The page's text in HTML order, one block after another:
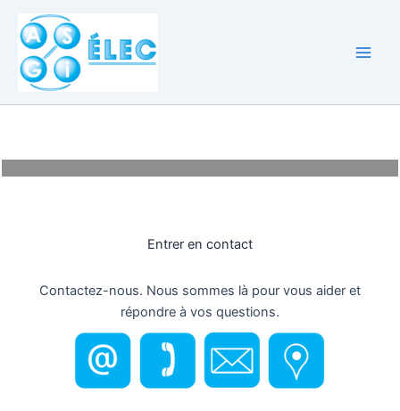
contenu
Entrer en contact
Contactez-nous. Nous sommes là pour vous aider et
répondre à vos questions.